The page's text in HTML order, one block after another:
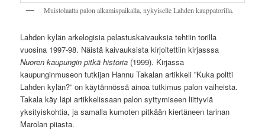
Muistolaatta palon alkamispaikalla, nykyiselle Lahden kauppatorilla.
Lahden kylän arkelogisia pelastuskaivauksia tehtiin torilla
vuosina 1997-98. Näistä kaivauksista kirjoitettiin kirjasssa
Nuoren kaupungin pitkä historia (1999). Kirjassa
kaupunginmuseon tutkijan Hannu Takalan artikkeli ”Kuka poltti
Lahden kylän?” on käytännössä ainoa tutkimus palon vaiheista.
Takala käy läpi artikkelissaan palon syttymiseen liittyviä
yksityiskohtia, ja samalla kumoten pitkään kiertäneen tarinan
Marolan piiasta.